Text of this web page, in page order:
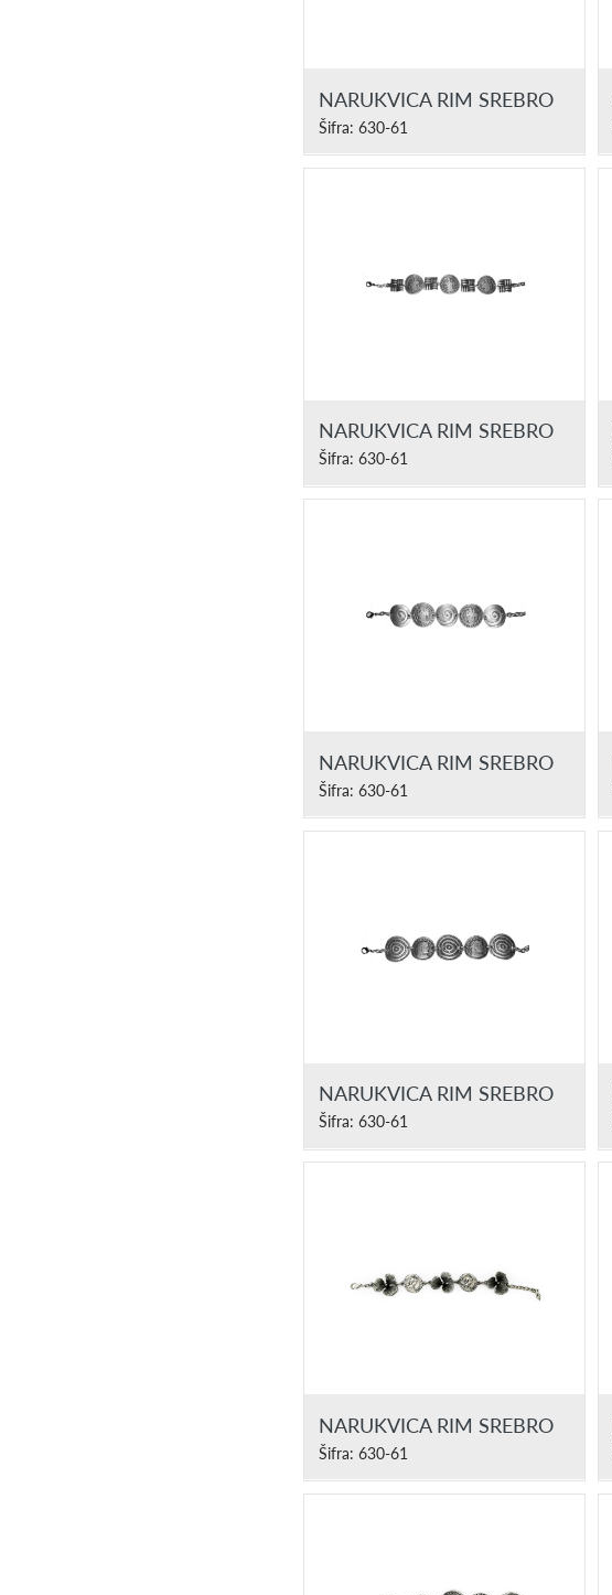
NARUKVICA RIM SREBRO
Šifra: 630-61
NARUKVICA RIM SREBRO
Šifra: 630-61
NARUKVICA RIM SREBRO
Šifra: 630-61
NARUKVICA RIM SREBRO
Šifra: 630-61
NARUKVICA RIM SREBRO
Šifra: 630-61